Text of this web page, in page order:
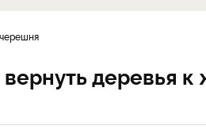
деревья к